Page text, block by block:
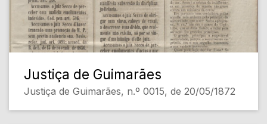
Justiça de Guimarães
Justiça de Guimarães, n.º 0015, de 20/05/1872